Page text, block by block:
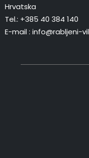
Hrvatska
Tel.: +385 40 384 140
E-mail : info@rabljeni-